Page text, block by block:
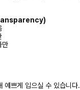
만
예쁘게 입으실 수 있습니다.